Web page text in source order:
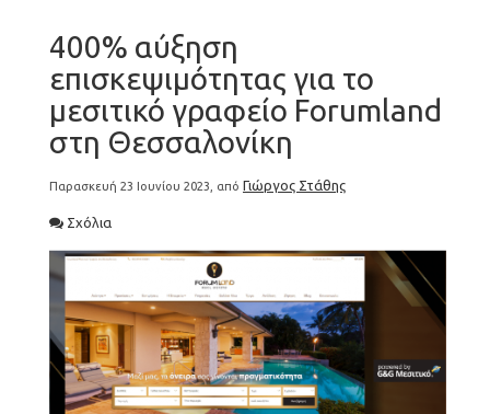
400% αύξηση
επισκεψιμότητας για το
μεσιτικό γραφείο Forumland
στη Θεσσαλονίκη
Παρασκευή 23 Ιουνίου 2023, από Γιώργος Στάθης
Σχόλια